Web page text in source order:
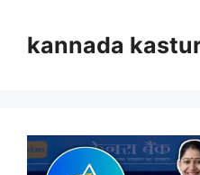
contentkannada